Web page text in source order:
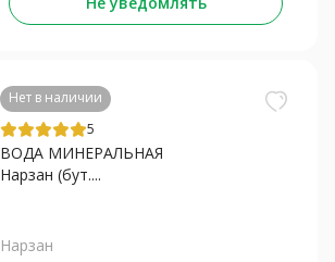
Нет в наличии
5
ВОДА МИНЕРАЛЬНАЯ
Нарзан (бут....
Нарзан